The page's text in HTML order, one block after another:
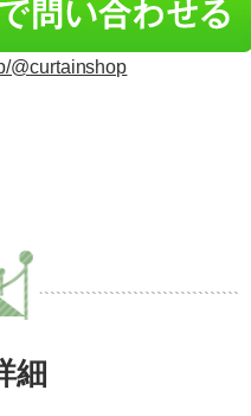
@curtainshop
細